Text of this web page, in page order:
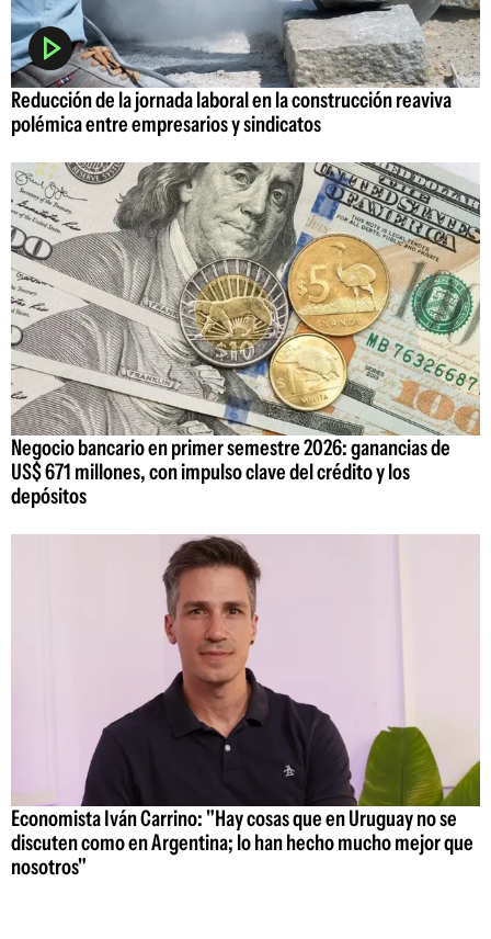
Reducción de la jornada laboral en la construcción reaviva
polémica entre empresarios y sindicatos
Negocio bancario en primer semestre 2026: ganancias de
US$ 671 millones, con impulso clave del crédito y los
depósitos
Economista Iván Carrino: "Hay cosas que en Uruguay no se
discuten como en Argentina; lo han hecho mucho mejor que
nosotros"